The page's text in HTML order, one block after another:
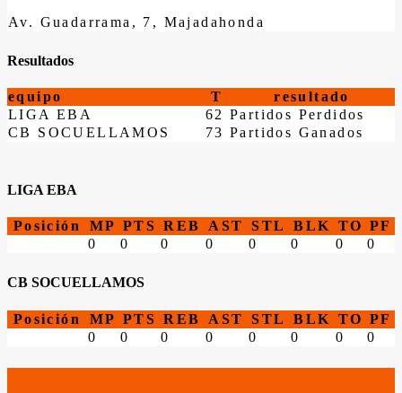
Av. Guadarrama, 7, Majadahonda
Resultados
equipo T
resultado
LIGA EBA
62 Partidos Perdidos
CB SOCUELLAMOS
73 Partidos Ganados
LIGA EBA
Posición MP PTS REB AST STL BLK TO PF
0
0 0 0 0 0 0 0
CB SOCUELLAMOS
Posición MP PTS REB AST STL BLK TO PF
0
0 0 0 0 0 0 0